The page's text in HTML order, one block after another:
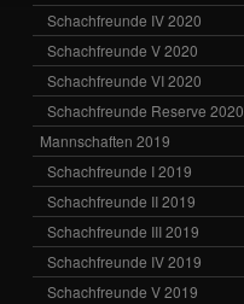
Schachfreunde IV 2020
Schachfreunde V 2020
Schachfreunde VI 2020
Schachfreunde Reserve 2020
Mannschaften 2019
Schachfreunde I 2019
Schachfreunde II 2019
Schachfreunde III 2019
Schachfreunde IV 2019
Schachfreunde V 2019